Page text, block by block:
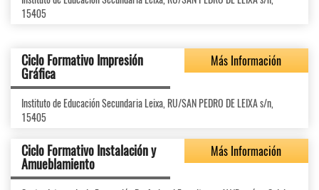
15405
Ciclo Formativo Impresión
Gráfica
Más Información
Instituto de Educación Secundaria Leixa, RU/SAN PEDRO DE LEIXA s/n,
15405
Ciclo Formativo Instalación y
Amueblamiento
Más Información